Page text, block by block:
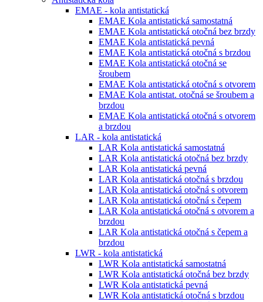
EMAE - kola antistatická
EMAE Kola antistatická samostatná
EMAE Kola antistatická otočná bez brzdy
EMAE Kola antistatická pevná
EMAE Kola antistatická otočná s brzdou
EMAE Kola antistatická otočná se
šroubem
EMAE Kola antistatická otočná s otvorem
EMAE Kola antistat. otočná se šroubem a
brzdou
EMAE Kola antistatická otočná s otvorem
a brzdou
LAR - kola antistatická
LAR Kola antistatická samostatná
LAR Kola antistatická otočná bez brzdy
LAR Kola antistatická pevná
LAR Kola antistatická otočná s brzdou
LAR Kola antistatická otočná s otvorem
LAR Kola antistatická otočná s čepem
LAR Kola antistatická otočná s otvorem a
brzdou
LAR Kola antistatická otočná s čepem a
brzdou
LWR - kola antistatická
LWR Kola antistatická samostatná
LWR Kola antistatická otočná bez brzdy
LWR Kola antistatická pevná
LWR Kola antistatická otočná s brzdou